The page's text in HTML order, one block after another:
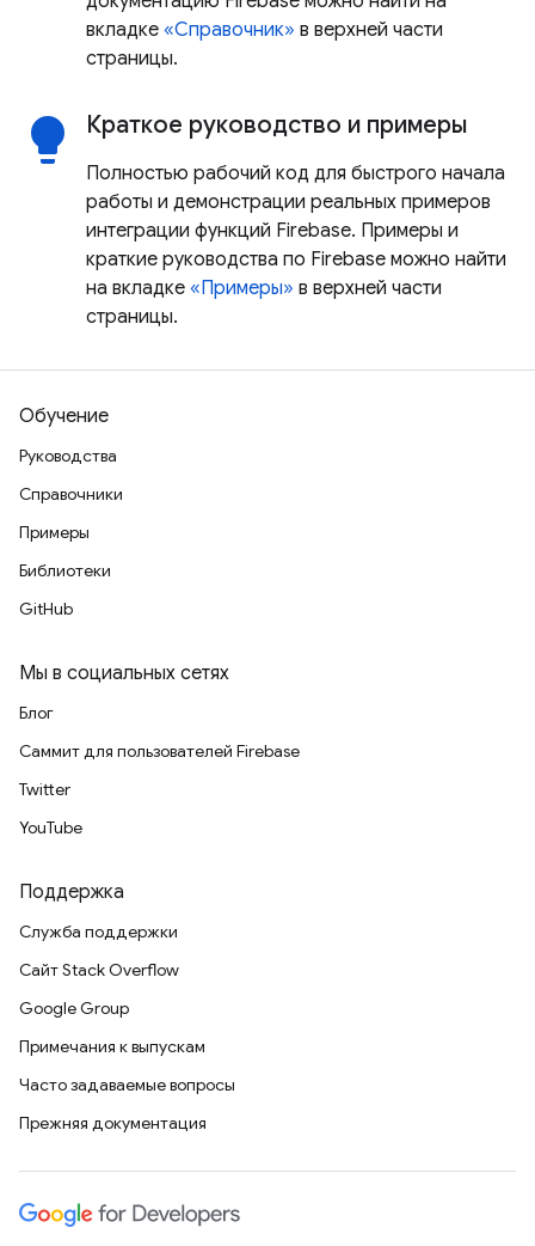
вкладке «Справочник» в верхней части
страницы.
lightbulb Краткое руководство и примеры
Полностью рабочий код для быстрого начала
работы и демонстрации реальных примеров
интеграции функций Firebase. Примеры и
краткие руководства по Firebase можно найти
на вкладке «Примеры» в верхней части
страницы.
Обучение
Руководства
Справочники
Примеры
Библиотеки
GitHub
Мы в социальных сетях
Блог
Саммит для пользователей Firebase
Twitter
YouTube
Поддержка
Служба поддержки
Сайт Stack Overflow
Google Group
Примечания к выпускам
Часто задаваемые вопросы
Прежняя документация